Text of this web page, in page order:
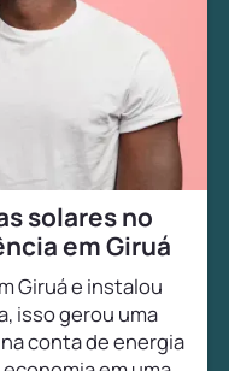
solares no
em Giruá
Giruá e instalou
isso gerou uma
conta de energia